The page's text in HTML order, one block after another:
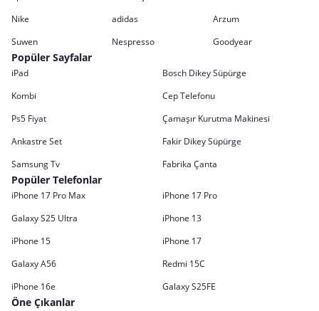
Nike
adidas
Arzum
Suwen
Nespresso Goodyear
Popüler Sayfalar
iPad
Bosch Dikey Süpürge
Kombi
Cep Telefonu
Ps5 Fiyat
Çamaşır Kurutma Makinesi
Ankastre Set
Fakir Dikey Süpürge
Samsung Tv
Fabrika Çanta
Popüler Telefonlar
iPhone 17 Pro Max
iPhone 17 Pro
Galaxy S25 Ultra
iPhone 13
iPhone 15
iPhone 17
Galaxy A56
Redmi 15C
iPhone 16e
Galaxy S25FE
Öne Çıkanlar